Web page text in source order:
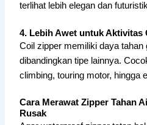
terlihat lebih elegan dan
4. Lebih Awet untuk Aktivitas
Coil zipper memiliki daya tahan
dibandingkan tipe lainnya.
climbing, touring motor, hingga
Cara Merawat Zipper Tahan
Rusak